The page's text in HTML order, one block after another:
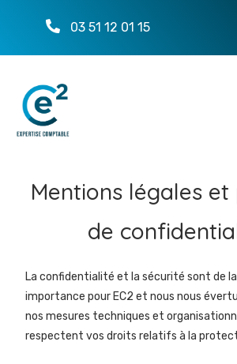
03 51 12 01 15
Mentions légales
de
La confidentialité et la sécurité sont de
importance pour EC2 et nous nous
nos mesures techniques et
respectent vos droits relatifs à la